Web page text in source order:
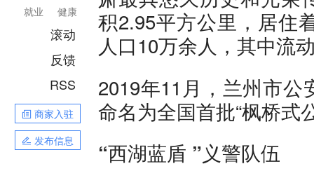
健康
就业
滚动
反馈
RSS
商家入驻
发布信息
积2.95平方公里，居住
人口10万余人，其中流
2019年11月，兰州市
命名为全国首批“枫桥式
“西湖蓝盾 ”义警队伍